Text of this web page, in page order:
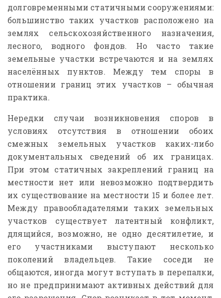
долговременными статичными сооружениями:
большинство таких участков расположено на
землях сельскохозяйственного назначения,
лесного, водного фондов. Но часто такие
земельные участки встречаются и на землях
населённых пунктов. Между тем споры в
отношении границ этих участков – обычная
практика.
Нередки случаи возникновения споров в
условиях отсутствия в отношении обоих
смежных земельных участков каких-либо
документальных сведений об их границах.
При этом статичных закреплений границ на
местности нет или невозможно подтвердить
их существование на местности 15 и более лет.
Между правообладателями таких земельных
участков существует латентный конфликт,
длящийся, возможно, не одно десятилетие, и
его участниками выступают несколько
поколений владельцев. Такие соседи не
общаются, иногда могут вступать в перепалки,
но не предпринимают активных действий для